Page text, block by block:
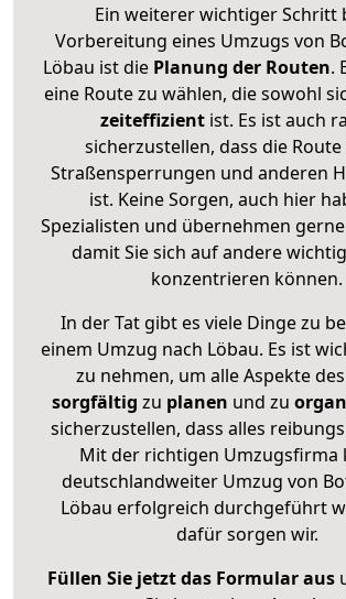
Ein weiterer wichtiger Schritt
Vorbereitung eines Umzugs von
Löbau ist diePlanung der Routen.
eine Route zu wählen, die sowohl
zeiteffizientist. Es ist auch
sicherzustellen, dass die
Straßensperrungen und anderen
ist. Keine Sorgen, auch hier
Spezialisten und übernehmen
damit Sie sich auf andere
konzentrieren können.
In der Tat gibt es viele Dinge zu
einem Umzug nach Löbau. Es ist
zu nehmen, um alle Aspekte
sorgfältig zu planen und zu
sicherzustellen, dass alles
Mit der richtigen Umzugsfirma
deutschlandweiter Umzug von
Löbau erfolgreich durchgeführt
dafür sorgen wir.
Füllen Sie jetzt das Formular aus